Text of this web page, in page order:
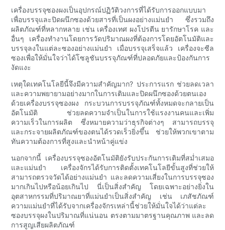
เครื่องบรรจุซองผงเป็นอุปกรณ์ปฏิวัติวงการที่ได้รับการออกแบบมา
เพื่อบรรจุและปิดผนึกซองด้วยสารที่เป็นผงอย่างแม่นยำ ซึ่งรวมถึง
ผลิตภัณฑ์ที่หลากหลาย เช่น เครื่องเทศ ผงโปรตีน ยารักษาโรค และ
อื่นๆ เครื่องทำงานโดยการวัดปริมาณผงที่ต้องการโดยอัตโนมัติและ
บรรจุลงในแต่ละซองอย่างแม่นยำ เมื่อบรรจุเสร็จแล้ว เครื่องจะซีล
ซองเพื่อให้มั่นใจว่าได้โซลูชันบรรจุภัณฑ์ที่ปลอดภัยและป้องกันการ
งัดแงะ
เหตุใดเทคโนโลยีนี้จึงมีความสำคัญมาก? ประการแรก ช่วยลดเวลา
และความพยายามอย่างมากในการเติมและปิดผนึกซองด้วยตนเอง
ด้วยเครื่องบรรจุซองผง กระบวนการบรรจุภัณฑ์ทั้งหมดจะกลายเป็น
อัตโนมัติ ช่วยลดความจำเป็นในการใช้แรงงานคนและเพิ่ม
ความเร็วในการผลิต ซึ่งหมายความว่าธุรกิจต่างๆ สามารถบรรจุ
และกระจายผลิตภัณฑ์ของตนได้รวดเร็วยิ่งขึ้น ช่วยให้พวกเขาตาม
ทันความต้องการที่สูงและนำหน้าคู่แข่ง
นอกจากนี้ เครื่องบรรจุซองอัตโนมัติยังรับประกันการเติมที่สม่ำเสมอ
และแม่นยำ เครื่องจักรได้รับการติดตั้งเทคโนโลยีขั้นสูงที่ช่วยให้
สามารถตรวจวัดได้อย่างแม่นยำ และลดความเสี่ยงในการบรรจุซอง
มากเกินไปหรือน้อยเกินไป นี่เป็นสิ่งสำคัญ โดยเฉพาะอย่างยิ่งใน
อุตสาหกรรมที่ปริมาณยาที่แม่นยำเป็นสิ่งสำคัญ เช่น เภสัชภัณฑ์
ความแม่นยำที่ได้รับจากเครื่องจักรเหล่านี้ช่วยให้มั่นใจได้ว่าแต่ละ
ซองบรรจุผงในปริมาณที่แน่นอน ตรงตามมาตรฐานคุณภาพ และลด
การสูญเสียผลิตภัณฑ์